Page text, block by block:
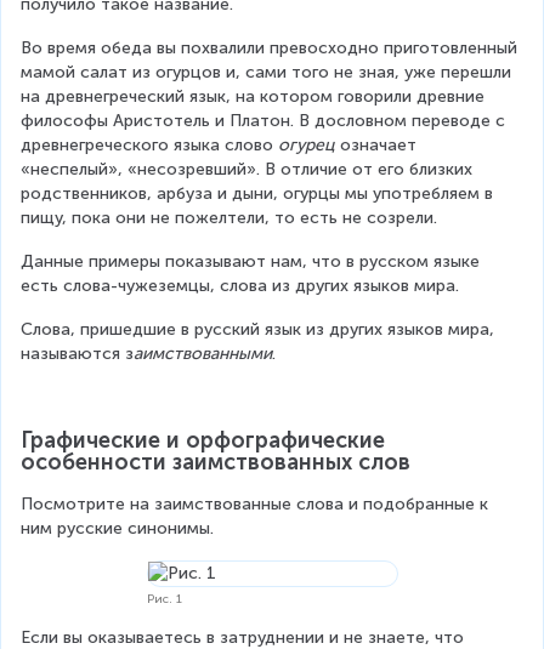
Во время обеда вы похвалили превосходно приготовленный
мамой салат из огурцов и, сами того не зная, уже перешли
на древнегреческий язык, на котором говорили древние
философы Аристотель и Платон. В дословном переводе с
древнегреческого языка слово огурец означает
«неспелый», «несозревший». В отличие от его близких
родственников, арбуза и дыни, огурцы мы употребляем в
пищу, пока они не пожелтели, то есть не созрели.
Данные примеры показывают нам, что в русском языке
есть слова-чужеземцы, слова из других языков мира.
Слова, пришедшие в русский язык из других языков мира,
называются заимствованными.
Графические и орфографические
особенности заимствованных слов
Посмотрите на заимствованные слова и подобранные к
ним русские синонимы.
Рис. 1
Если вы оказываетесь в затруднении и не знаете, что